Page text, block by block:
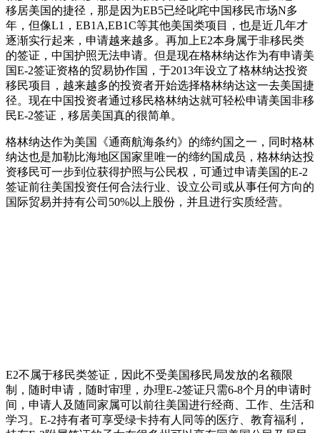
移居美国的捷径，那是因为EB5已经叱咤中国移民市场N多
年，但像L1，EB1A,EB1C等其他美国类项目，也是近几年才
逐渐实行起来，申请越来越多。再加上E2本身属于非移民类
的签证，中国护照无法申请。但是现在格林纳达作为有申请美
国E-2签证资格的贸易协作国，于2013年设立了格林纳达投资
移民项目，越来越多的投资者开始选择格林纳达这一去美国捷
径。现在中国投资者通过移民格林纳达就可轻松申请美国非移
民E-2签证，移居美国真的很简单。
格林纳达作为美国《通商航海条约》的缔约国之一，同时格林
纳达也是加勒比海地区国家里唯一的缔约国成员，格林纳达投
资移民可一步到位获得护照与公民权，可通过申请美国的E-2
签证前往美国投资任何合法行业、设立公司或从事任何方向的
国际贸易并持有公司50%以上股份，并且进行实质经营。
E2不属于移民类签证，因此不受美国移民局发放的名额限
制，随时申请，随时审理，办理E-2签证只需6-8个月的申请时
间，申请人及随同家属可以前往美国进行经商、工作、生活和
学习。E-2持有者可享受绿卡持有人同等的医疗、教育福利，